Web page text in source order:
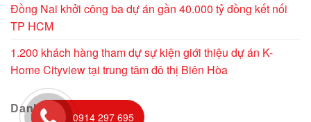
Đồng Nai khởi công ba dự án gần 40.000 tỷ đồng kết nối
TP HCM
1.200 khách hàng tham dự sự kiện giới thiệu dự án K-
Home Cityview tại trung tâm đô thị Biên Hòa
Danh mục
0914 297 695